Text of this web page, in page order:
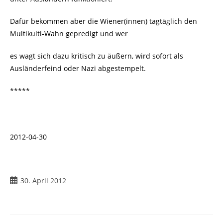
Dafür bekommen aber die Wiener(innen) tagtäglich den
Multikulti-Wahn gepredigt und wer
es wagt sich dazu kritisch zu äußern, wird sofort als
Ausländerfeind oder Nazi abgestempelt.
*****
2012-04-30
30. April 2012